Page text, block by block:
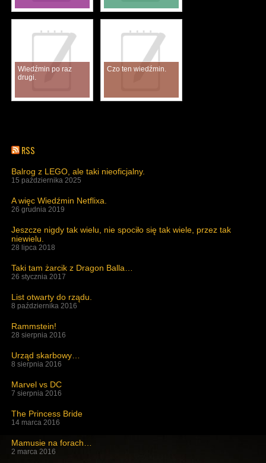
Wiedźmin po raz
drugi.
Czo ten wiedźmin.
RSS
Balrog z LEGO, ale taki nieoficjalny.
15 października 2025
A więc Wiedźmin Netflixa.
26 grudnia 2019
Jeszcze nigdy tak wielu, nie spociło się tak wiele, przez tak
niewielu.
28 lipca 2018
Taki tam żarcik z Dragon Balla…
26 stycznia 2017
List otwarty do rządu.
8 października 2016
Rammstein!
28 sierpnia 2016
Urząd skarbowy…
8 sierpnia 2016
Marvel vs DC
7 sierpnia 2016
The Princess Bride
14 marca 2016
Mamusie na forach…
2 marca 2016